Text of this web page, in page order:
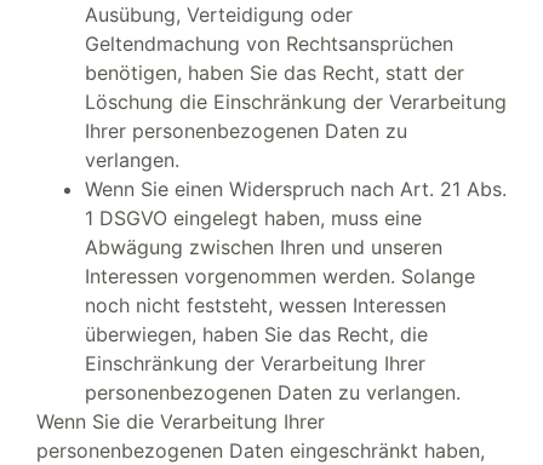
Ausübung, Verteidigung oder
Geltendmachung von Rechtsansprüchen
benötigen, haben Sie das Recht, statt der
Löschung die Einschränkung der Verarbeitung
Ihrer personenbezogenen Daten zu
verlangen.
Wenn Sie einen Widerspruch nach Art. 21 Abs.
1 DSGVO eingelegt haben, muss eine
Abwägung zwischen Ihren und unseren
Interessen vorgenommen werden. Solange
noch nicht feststeht, wessen Interessen
überwiegen, haben Sie das Recht, die
Einschränkung der Verarbeitung Ihrer
personenbezogenen Daten zu verlangen.
Wenn Sie die Verarbeitung Ihrer
personenbezogenen Daten eingeschränkt haben,